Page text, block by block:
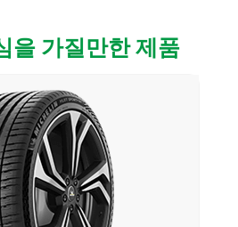
을 가질만한 제품